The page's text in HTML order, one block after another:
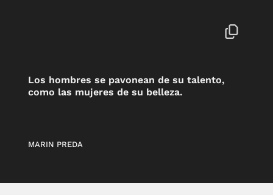
Los hombres se pavonean de su talento,
como las mujeres de su belleza.
MARIN PREDA